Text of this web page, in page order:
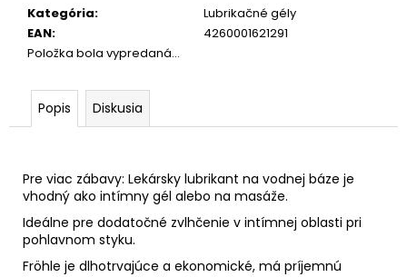
Kategória:
Lubrikačné gély
EAN:
4260001621291
Položka bola vypredaná…
Popis Diskusia
Pre viac zábavy: Lekársky lubrikant na vodnej báze je
vhodný ako intímny gél alebo na masáže.
Ideálne pre dodatočné zvlhčenie v intímnej oblasti pri
pohlavnom styku.
Fröhle je dlhotrvajúce a ekonomické, má príjemnú
€11,79